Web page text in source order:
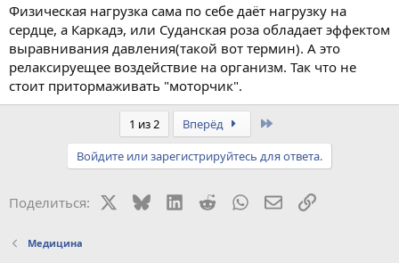
Физическая нагрузка сама по себе даёт нагрузку на
сердце, а Каркадэ, или Суданская роза обладает эффектом
выравнивания давления(такой вот термин). А это
релаксируещее воздействие на организм. Так что не
стоит притормаживать "моторчик".
1 из 2 Вперёд
Войдите или зарегистрируйтесь для ответа.
Поделиться: BlueskyLinkedIn
RedditWhatsAppЭлектронная
Ссылка
Медицина